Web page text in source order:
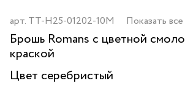
арт. TT-H25-01202-10M Показать
Брошь Romans с цветной
краской
Цвет серебристый